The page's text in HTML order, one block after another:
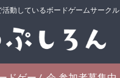
活動しているボードゲームサークル